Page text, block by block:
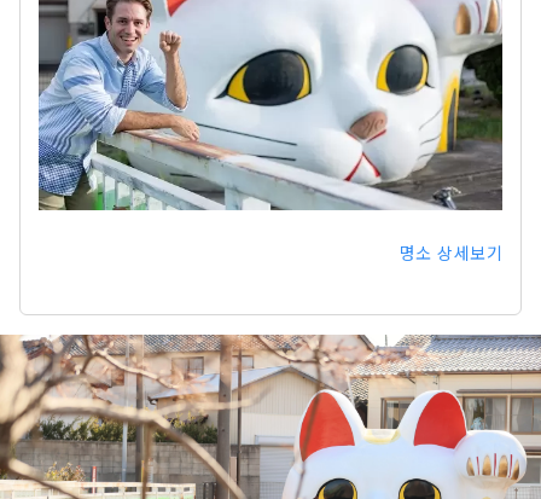
명소 상세보기